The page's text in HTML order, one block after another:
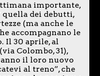
importante,
quella dei debutti,
(ma anche le
accompagnano le
Il 30 aprile, al
Colombo, 31),
il loro nuovo
al treno”, che